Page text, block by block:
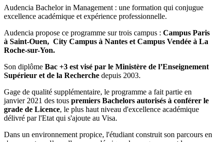
Audencia Bachelor in Management : une formation qui conjugue
excellence académique et expérience professionnelle.
Audencia propose ce programme sur trois campus : Campus Paris
à Saint-Ouen, City Campus à Nantes et Campus Vendée à La
Roche-sur-Yon.
Son diplôme Bac +3 est visé par le Ministère de l’Enseignement
Supérieur et de la Recherche depuis 2003.
Gage de qualité supplémentaire, le programme a fait partie en
janvier 2021 des tous premiers Bachelors autorisés à conférer le
grade de Licence, le plus haut niveau d'excellence académique
délivré par l'Etat qui s'ajoute au Visa.
Dans un environnement propice, l'étudiant construit son parcours en